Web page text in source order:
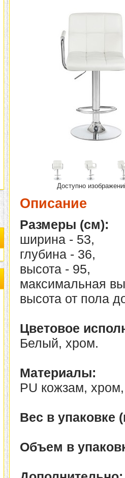
Доступно
Описание
Размеры (см):
ширина - 53,
глубина - 36,
высота - 95,
максимальная
высота от пола
Цветовое
Белый, хром.
Материалы:
PU кожзам,
Вес в упаковке
Объем в